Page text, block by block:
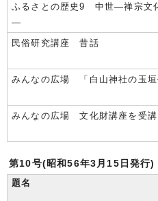
ふるさとの歴史9 中世―禅宗文
―
民俗研究講座 昔話
みんなの広場 「白山神社の玉垣
みんなの広場 文化財講座を受講
第10号(昭和56年3月15日発行)
題名